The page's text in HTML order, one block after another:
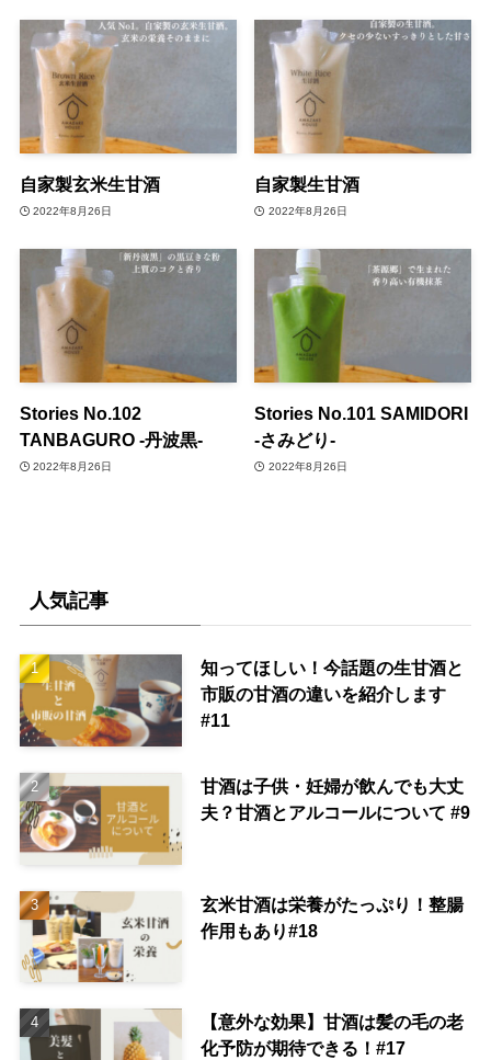
自家製玄米生甘酒
2022年8月26日
自家製生甘酒
2022年8月26日
Stories No.102
TANBAGURO -丹波黒-
2022年8月26日
Stories No.101 SAMIDORI
-さみどり-
2022年8月26日
人気記事
知ってほしい！今話題の生甘酒と
市販の甘酒の違いを紹介します
#11
甘酒は子供・妊婦が飲んでも大丈
夫？甘酒とアルコールについて #9
玄米甘酒は栄養がたっぷり！整腸
作用もあり#18
【意外な効果】甘酒は髪の毛の老
化予防が期待できる！#17